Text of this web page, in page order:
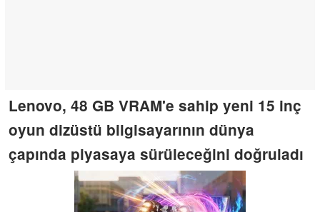
Lenovo, 48 GB VRAM'e sahip yeni 15 inç
oyun dizüstü bilgisayarının dünya
çapında piyasaya sürüleceğini doğruladı